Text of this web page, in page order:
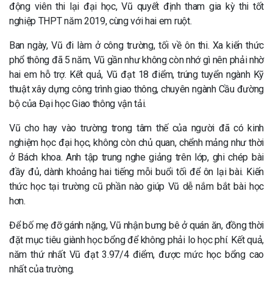
động viên thi lại đại học, Vũ quyết định tham gia kỳ thi tốt
nghiệp THPT năm 2019, cùng với hai em ruột.
Ban ngày, Vũ đi làm ở công trường, tối về ôn thi. Xa kiến thức
phổ thông đã 5 năm, Vũ gần như không còn nhớ gì nên phải nhờ
hai em hỗ trợ. Kết quả, Vũ đạt 18 điểm, trúng tuyển ngành Kỹ
thuật xây dựng công trình giao thông, chuyên ngành Cầu đường
bộ của Đại học Giao thông vận tải.
Vũ cho hay vào trường trong tâm thế của người đã có kinh
nghiệm học đại học, không còn chủ quan, chểnh mảng như thời
ở Bách khoa. Anh tập trung nghe giảng trên lớp, ghi chép bài
đầy đủ, dành khoảng hai tiếng mỗi buổi tối để ôn lại bài. Kiến
thức học tại trường cũ phần nào giúp Vũ dễ nắm bắt bài học
hơn.
Để bố mẹ đỡ gánh nặng, Vũ nhận bưng bê ở quán ăn, đồng thời
đặt mục tiêu giành học bổng để không phải lo học phí. Kết quả,
năm thứ nhất Vũ đạt 3.97/4 điểm, được mức học bổng cao
nhất của trường.